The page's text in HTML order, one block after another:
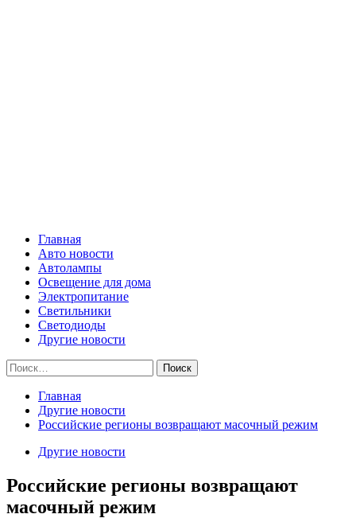
Главная
Авто новости
Автолампы
Освещение для дома
Электропитание
Светильники
Светодиоды
Другие новости
Найти:
Главная
Другие новости
Российские регионы возвращают масочный режим
Другие новости
Российские регионы возвращают
масочный режим